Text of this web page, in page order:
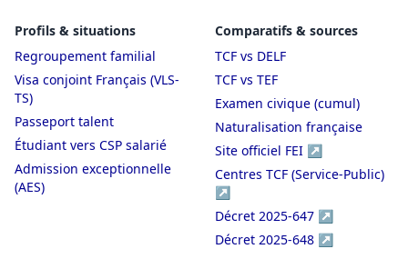
Profils & situations
Regroupement familial
Visa conjoint Français (VLS-
TS)
Passeport talent
Étudiant vers CSP salarié
Admission exceptionnelle
(AES)
Comparatifs & sources
TCF vs DELF
TCF vs TEF
Examen civique (cumul)
Naturalisation française
Site officiel FEI ↗
Centres TCF (Service-Public)
↗
Décret 2025-647 ↗
Décret 2025-648 ↗